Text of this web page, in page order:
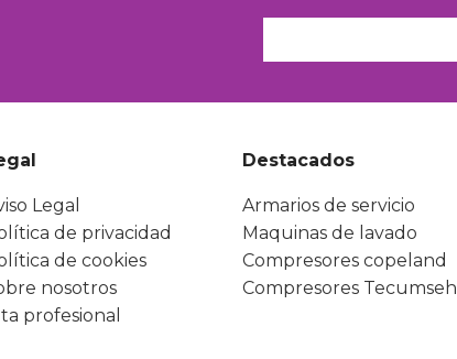
Legal
de privacidad
de cookies
nosotros
profesional
Destacados
Armarios de servicio
Maquinas de lavado
Compresores copeland
Compresores Tecumseh